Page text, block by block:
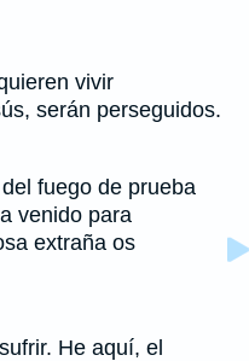
vivir
serán perseguidos.
fuego de prueba
venido para
extraña os
He aquí, el